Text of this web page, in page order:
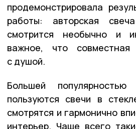
продемонстрировала
работы: авторская
смотрится необычно и
важное, что
с душой.
Большей
пользуются свечи в
смотрятся и гармонично
интерьер. Чаще всего